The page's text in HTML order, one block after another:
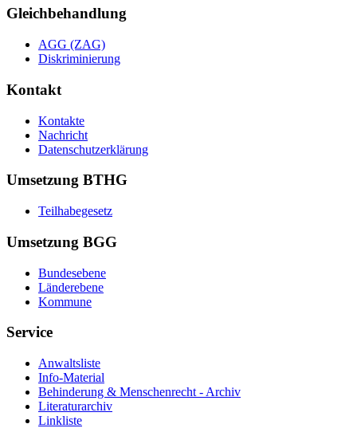
Gleichbehandlung
AGG (ZAG)
Diskriminierung
Kontakt
Kontakte
Nachricht
Datenschutzerklärung
Umsetzung BTHG
Teilhabegesetz
Umsetzung BGG
Bundesebene
Länderebene
Kommune
Service
Anwaltsliste
Info-Material
Behinderung & Menschenrecht - Archiv
Literaturarchiv
Linkliste